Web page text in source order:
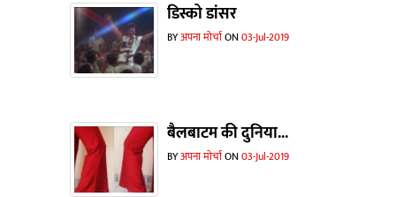
डिस्को डांसर
BYअपना मोर्चाON03-Jul-2019
बैलबाटम की दुनिया...
BYअपना मोर्चाON03-Jul-2019